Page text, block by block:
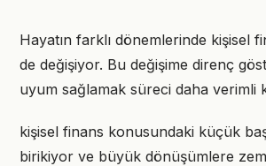
Hayatın farklı dönemlerinde kişisel
de değişiyor. Bu değişime direnç
uyum sağlamak süreci daha verimli
kişisel finans konusundaki küçük
birikiyor ve büyük dönüşümlere